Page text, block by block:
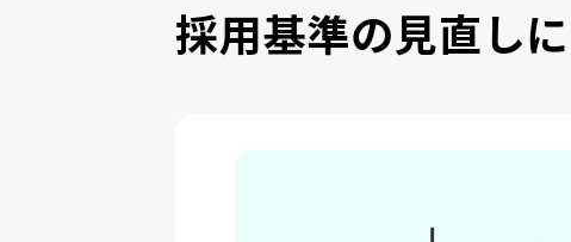
採用基準の見直し